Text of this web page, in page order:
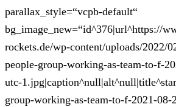
parallax_style=“vcpb-default“
bg_image_new=“id^376|url^https://
rockets.de/wp-content/uploads/2022/
people-group-working-as-team-to-f-
utc-
group-working-as-team-to-f-2021-08-